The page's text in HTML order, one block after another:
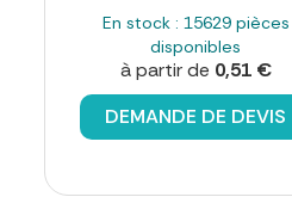
En stock : 15629 pièces
disponibles
à partir de 0,51 €
DEMANDE DE DEVIS